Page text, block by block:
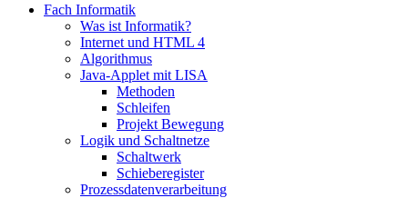
Fach Informatik
Was ist Informatik?
Internet und HTML 4
Algorithmus
Java-Applet mit LISA
Methoden
Schleifen
Projekt Bewegung
Logik und Schaltnetze
Schaltwerk
Schieberegister
Prozessdatenverarbeitung